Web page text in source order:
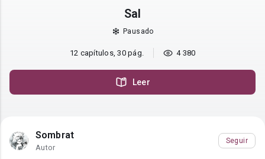
Sal
Pausado
12 capítulos, 30 pág. 4 380
Leer
Sombrat
Autor
Seguir